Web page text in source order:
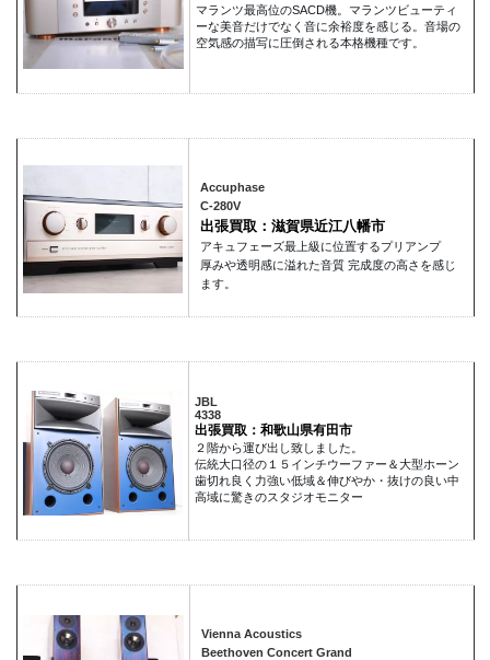
マランツ最高位のSACD機。マランツビューティ
ーな美音だけでなく音に余裕度を感じる。音場の
空気感の描写に圧倒される本格機種です。
Accuphase
C-280V
出張買取：滋賀県近江八幡市
アキュフェーズ最上級に位置するプリアンプ
厚みや透明感に溢れた音質 完成度の高さを感じ
ます。
JBL
4338
出張買取：和歌山県有田市
２階から運び出し致しました。
伝統大口径の１５インチウーファー＆大型ホーン
歯切れ良く力強い低域＆伸びやか・抜けの良い中
高域に驚きのスタジオモニター
Vienna Acoustics
Beethoven Concert Grand